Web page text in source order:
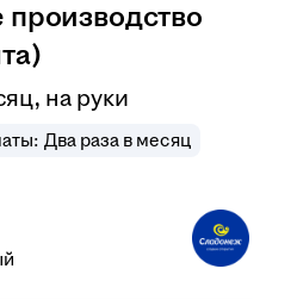
производство
на руки
Два раза в месяц